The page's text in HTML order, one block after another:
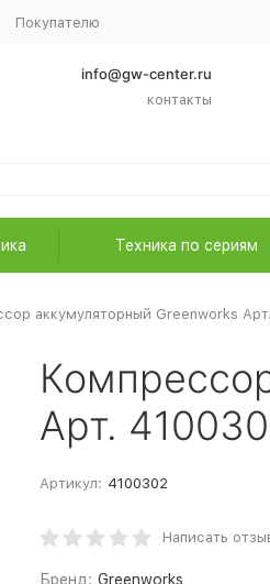
Покупателю
info@gw-center.ru
контакты
Техника по сериям
аккумуляторный Greenworks
Арт.
Артикул: 4100302
Написать
Бренд: Greenworks